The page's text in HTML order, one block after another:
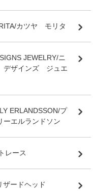
カツヤ モリタ
JEWELRY/ニ
デザインズ ジュエ
ERLANDSSON/プ
ーエルランドソン
レース
ザードヘッド